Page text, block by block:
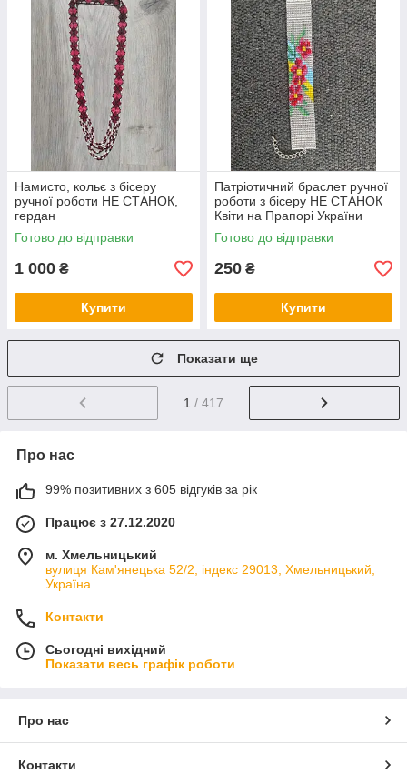
Намисто, кольє з бісеру
ручної роботи НЕ СТАНОК,
гердан
Готово до відправки
1 000 ₴
Купити
Патріотичний браслет ручної
роботи з бісеру НЕ СТАНОК
Квіти на Прапорі України
Готово до відправки
250 ₴
Купити
Показати ще
1 / 417
Про нас
99% позитивних з 605 відгуків за рік
Працює з 27.12.2020
м. Хмельницький
вулиця Кам'янецька 52/2, індекс 29013, Хмельницький,
Україна
Контакти
Сьогодні вихідний
Показати весь графік роботи
Про нас
Контакти